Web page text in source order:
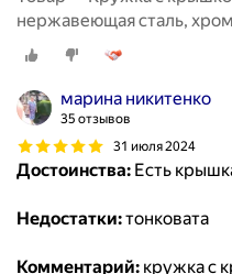
нержавеющая сталь,
марина никитенко
35 отзывов
31 июля 2024
Достоинства: Есть
Недостатки:тонковата
Комментарий: кружка с